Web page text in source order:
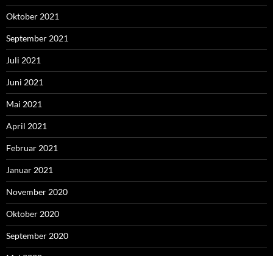
Oktober 2021
September 2021
Juli 2021
Juni 2021
Mai 2021
April 2021
Februar 2021
Januar 2021
November 2020
Oktober 2020
September 2020